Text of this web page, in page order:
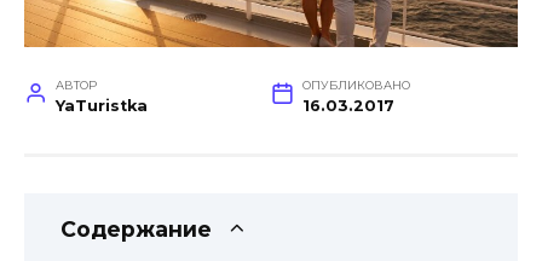
АВТОР
YaTuristka
ОПУБЛИКОВАНО
16.03.2017
Содержание